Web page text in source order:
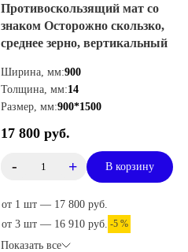
Противоскользящий мат со
знаком Осторожно скользко,
среднее зерно, вертикальный
Ширина, мм:900
Толщина, мм:14
Размер, мм:900*1500
17 800 руб.
- + В корзину
от 1 шт — 17 800 руб.
от 3 шт — 16 910 руб. -5 %
Показать все